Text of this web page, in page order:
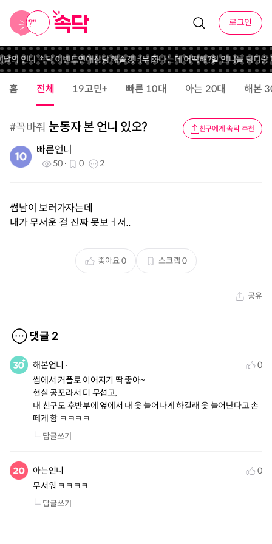
로그인
의 언니 속닥 이벤트연애상담 해줄겡너무 화나는데 어떡해?헐 언니들 딤디랑
홈 전체 19고민+ 빠른 10대 아는 20대 해본
#꼭바줘 눈동자 본 언니 있오? 친구에게 속닥 추천
빠른언니
50 0 2
썸남이 보러가자는데
내가 무서운 걸 진짜 못보ㅓ서..
좋아요0 스크랩 0
공유
댓글2
해본언니
0
썸에서 커플로 이어지기 딱 좋아~
현실 공포라서 더 무섭고,
내 친구도 후반부에 옆에서 내 옷 늘어나게 하길래 옷 늘어난다고 손
떼게 함 ㅋㅋㅋㅋ
답글쓰기
아는언니
0
무서워 ㅋㅋㅋㅋ
답글쓰기